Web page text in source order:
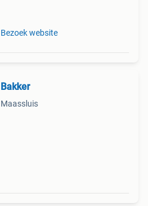
Bezoek website
Bakker
Maassluis